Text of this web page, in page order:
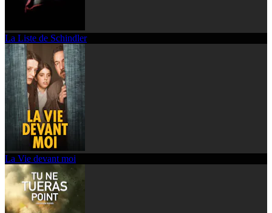
La Liste de Schindler
La Vie devant moi